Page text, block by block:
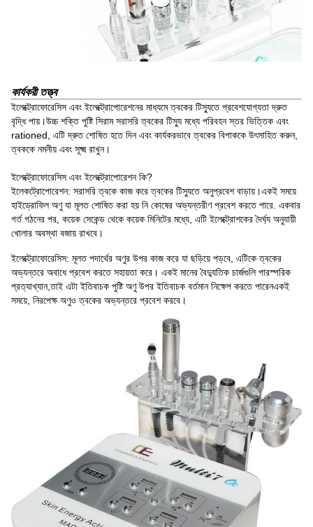
কার্যকরী তত্ত্ব
ইলেক্ট্রোফোরেসিস এবং ইলেক্ট্রোপোরেশনের মাধ্যমে ত্বকের টিস্যুতে প্রবেশযোগ্যতা দ্রুত
বৃদ্ধি পায়।উচ্চ শক্তি পুষ্টি সিরাম সরাসরি ত্বকের টিস্যু মধ্যে পরিবহন স্তর ভিত্তিক এবং
rationed, এটি দ্রুত শোষিত হতে দিন এবং কার্যকরভাবে ত্বকের বিপাককে উৎসাহিত করুন,
ত্বককে নমনীয় এবং সূক্ষ্ম রাখুন।
ইলেক্ট্রোফোরেসিস এবং ইলেক্ট্রোপোরেশন কি?
ইলেকট্রোপোরেশন: সরাসরি ত্বকে কাজ করে ত্বকের টিস্যুতে অনুপ্রবেশ বাড়ায়।একই সময়ে
হাইড্রোফিল অণু যা মূলত শোষিত করা হয় নি কোষের অভ্যন্তরীণ প্রবেশ করতে পারে. একবার
গর্ত গঠনের পর, কয়েক সেকেন্ড থেকে কয়েক মিনিটের মধ্যে, এটি ইলেক্ট্রোশকের দৈর্ঘ্য অনুযায়ী
খোলার অবস্থা বজায় রাখবে।
ইলেক্ট্রোফোরেসিস: মূলত পদার্থের অণুর উপর কাজ করে যা ছড়িয়ে পড়বে, এটিকে ত্বকের
অভ্যন্তরে অবাধে প্রবেশ করতে সহায়তা করে। একই মানের বৈদ্যুতিক চার্জগুলি পারস্পরিক
প্রত্যাখ্যান,তাই এটা ইতিবাচক পুষ্টি অণু উপর ইতিবাচক বর্তমান নিক্ষেপ করতে পারেনএকই
সময়ে, নিরপেক্ষ অণুও ত্বকের অভ্যন্তরে প্রবেশ করবে।